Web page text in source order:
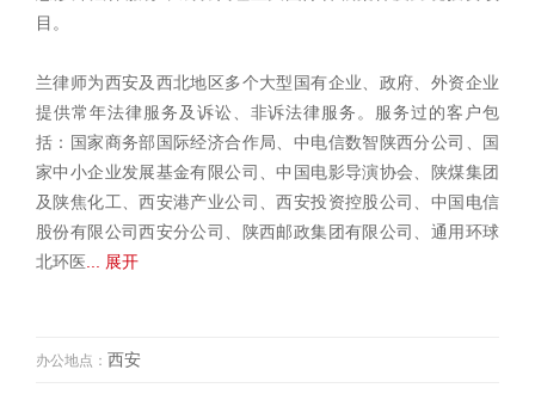
目。
兰律师为西安及西北地区多个大型国有企业、政府、外资企业
提供常年法律服务及诉讼、非诉法律服务。服务过的客户包
括：国家商务部国际经济合作局、中电信数智陕西分公司、国
家中小企业发展基金有限公司、中国电影导演协会、陕煤集团
及陕焦化工、西安港产业公司、西安投资控股公司、中国电信
股份有限公司西安分公司、陕西邮政集团有限公司、通用环球
北环医 ... 展开
办公地点： 西安